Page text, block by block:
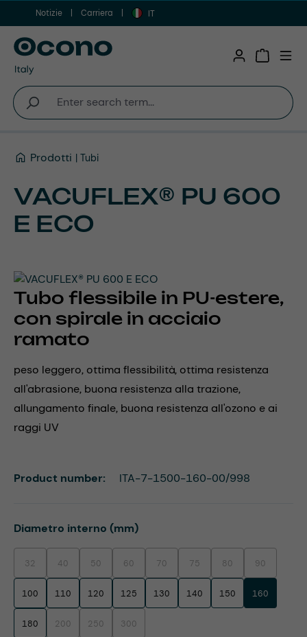
Vai al contenuto principale
Notizie Carriera IT
Prodotti Tubi
VACUFLEX® PU 600
E ECO
Tubo flessibile in PU-estere,
con spirale in acciaio
ramato
peso leggero, ottima flessibilità, ottima resistenza
all'abrasione, buona resistenza alla trazione,
allungamento finale, buona resistenza all'ozono e ai
raggi UV
Select
Diametro interno (mm)
32(This option is currently unavailable.)
40(This option is currently unavailable.)
50(This option is currently unavailable.)
60(This option is currently unavailable.)
70(This option is currently unavailable.)
75(This option is currently
80(This option is
90(This option
100 110 120 125 130 140 150 160
180 200(This option is currently unavailable.)
250(This option is currently unavailable.)
300(This option is currently unavailable.)
Product number: ITA-7-1500-160-00/998